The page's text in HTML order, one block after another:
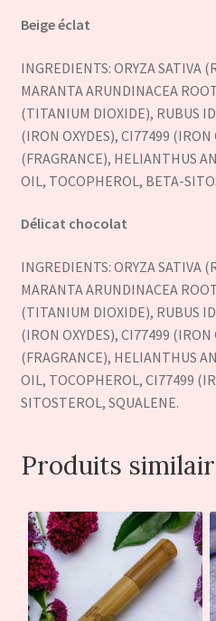
Beige éclat
INGREDIENTS: ORYZA SATIVA
MARANTA ARUNDINACEA
(TITANIUM DIOXIDE), RUBUS
(IRON OXYDES), CI77499 (IRON
(FRAGRANCE), HELIANTHUS
OIL, TOCOPHEROL, BETA-
Délicat chocolat
INGREDIENTS: ORYZA SATIVA
MARANTA ARUNDINACEA
(TITANIUM DIOXIDE), RUBUS
(IRON OXYDES), CI77499 (IRON
(FRAGRANCE), HELIANTHUS
OIL, TOCOPHEROL, CI77499
SITOSTEROL, SQUALENE.
Produits